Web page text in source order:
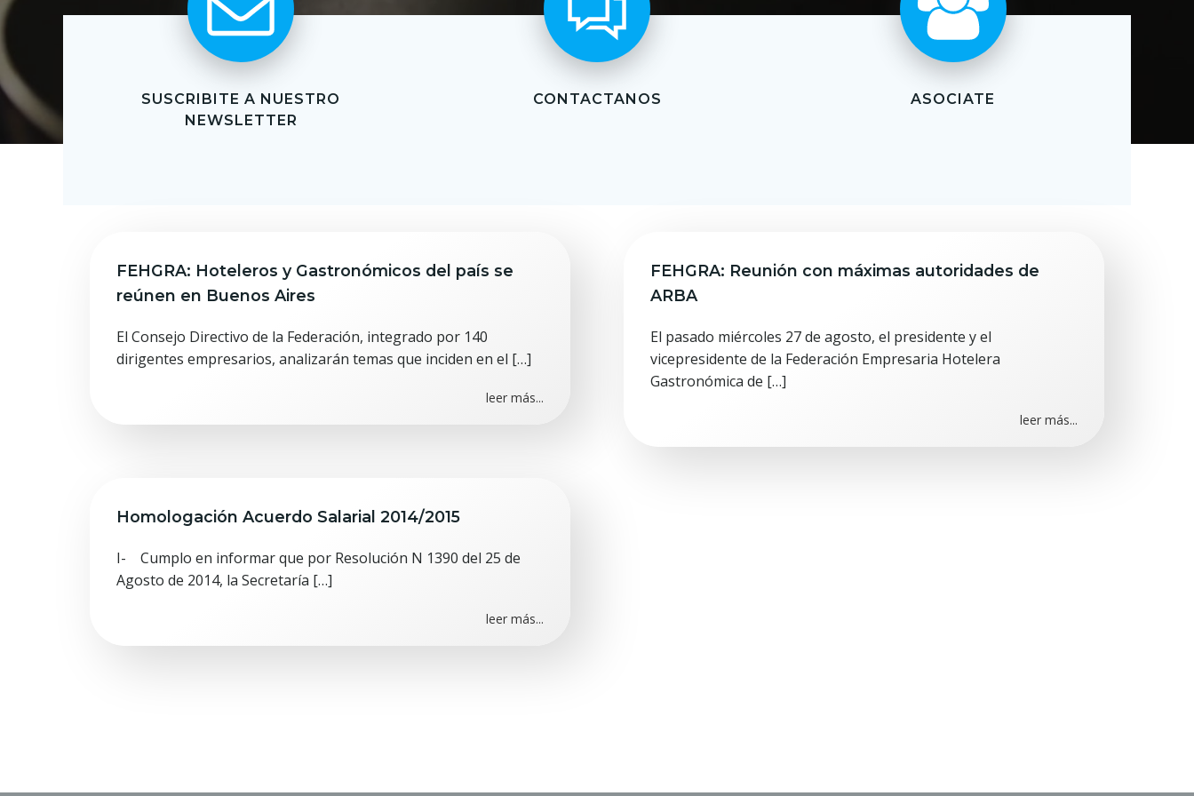
SUSCRIBITE A NUESTRO
NEWSLETTER
CONTACTANOS ASOCIATE
FEHGRA: Hoteleros y Gastronómicos del país se
reúnen en Buenos Aires
El Consejo Directivo de la Federación, integrado por 140
dirigentes empresarios, analizarán temas que inciden en el […]
leer más...
FEHGRA: Reunión con máximas autoridades de
ARBA
El pasado miércoles 27 de agosto, el presidente y el
vicepresidente de la Federación Empresaria Hotelera
Gastronómica de […]
leer más...
Homologación Acuerdo Salarial 2014/2015
I- Cumplo en informar que por Resolución N 1390 del 25 de
Agosto de 2014, la Secretaría […]
leer más...